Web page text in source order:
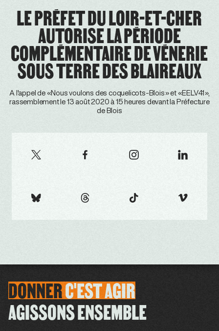
LE PRÉFET DU LOIR-ET-CHER
AUTORISE LA PÉRIODE
COMPLÉMENTAIRE DE VÉNERIE
SOUS TERRE DES BLAIREAUX
A l'appel de «Nous voulons des coquelicots-Blois» et «EELV41»,
rassemblement le 13 août 2020 à 15 heures devant la Préfecture
de Blois
DONNERC'ESTAGIR
AGISSONS ENSEMBLE